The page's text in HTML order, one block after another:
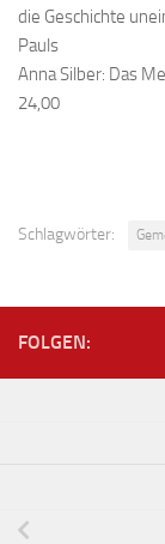
die Geschichte
Pauls
Anna Silber: Das
24,00
Schlagwörter:
FOLGEN: